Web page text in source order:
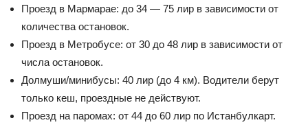
Проезд в Мармарае: до 34 — 75 лир в зависимости от
количества остановок.
Проезд в Метробусе: от 30 до 48 лир в зависимости от
числа остановок.
Долмуши/минибусы: 40 лир (до 4 км). Водители берут
только кеш, проездные не действуют.
Проезд на паромах: от 44 до 60 лир по Истанбулкарт.